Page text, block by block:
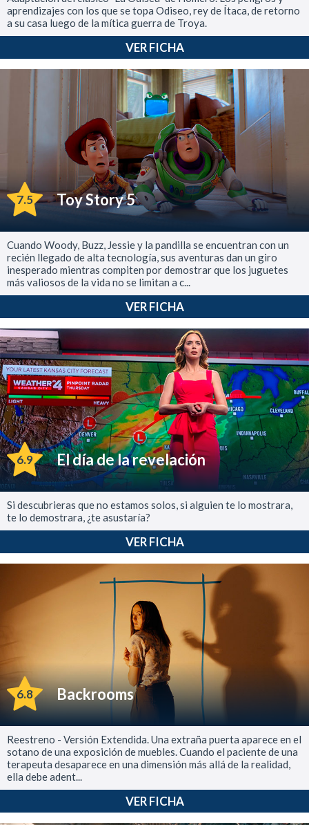
aprendizajes con los que se topa Odiseo, rey de Ítaca, de retorno
a su casa luego de la mítica guerra de Troya.
VER FICHA
7.5 Toy Story 5
Cuando Woody, Buzz, Jessie y la pandilla se encuentran con un
recién llegado de alta tecnología, sus aventuras dan un giro
inesperado mientras compiten por demostrar que los juguetes
más valiosos de la vida no se limitan a c...
VER FICHA
6.9 El día de la revelación
Si descubrieras que no estamos solos, si alguien te lo mostrara,
te lo demostrara, ¿te asustaría?
VER FICHA
6.8 Backrooms
Reestreno - Versión Extendida. Una extraña puerta aparece en el
sotano de una exposición de muebles. Cuando el paciente de una
terapeuta desaparece en una dimensión más allá de la realidad,
ella debe adent...
VER FICHA